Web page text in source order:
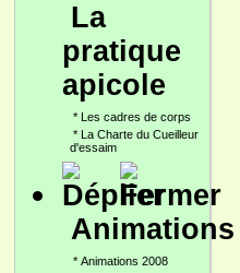
La
pratique
apicole
* Les cadres de corps
* La Charte du Cueilleur
d'essaim
Animations
* Animations 2008